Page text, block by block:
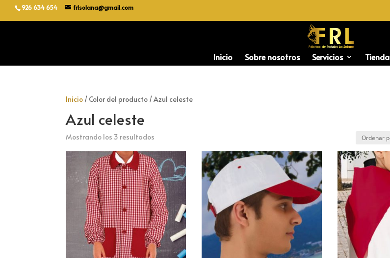
926 634 654
frlsolana@gmail.com
Inicio Sobre nosotros Servicios Tienda
Inicio / Color del producto / Azul celeste
Azul celeste
Mostrando los 3 resultados
popularidad